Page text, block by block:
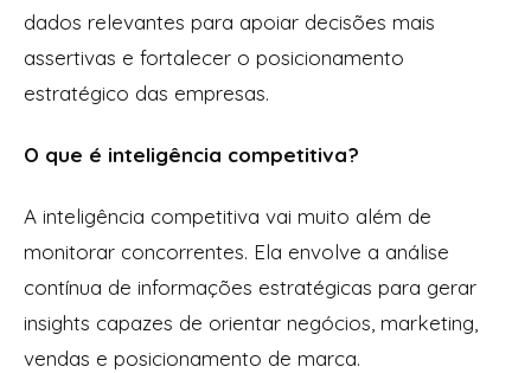
dados relevantes para apoiar decisões mais
assertivas e fortalecer o posicionamento
estratégico das empresas.
O que é inteligência competitiva?
A inteligência competitiva vai muito além de
monitorar concorrentes. Ela envolve a análise
contínua de informações estratégicas para gerar
insights capazes de orientar negócios, marketing,
vendas e posicionamento de marca.